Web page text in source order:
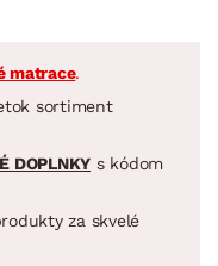
matrace.
sortiment
DOPLNKY s kódom
za skvelé